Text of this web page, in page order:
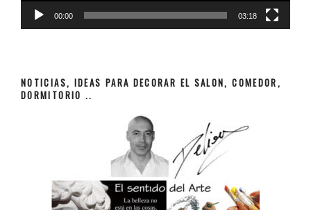
00:00 03:18
NOTICIAS, IDEAS PARA DECORAR EL SALON, COMEDOR,
DORMITORIO ..